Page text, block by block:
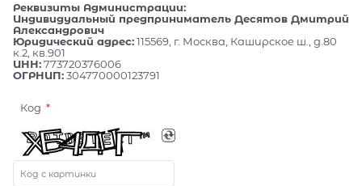
Реквизиты Администрации:
Индивидуальный предприниматель Десятов Дмитрий
Александрович
Юридический адрес:115569, г. Москва, Каширское ш., д.80
к.2, кв.901
ИНН:773720376006
ОГРНИП:304770000123791
Код